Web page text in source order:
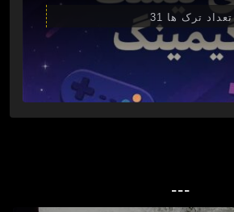
تعداد ترک ها 31
---